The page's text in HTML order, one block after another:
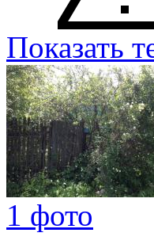
Показать
1 фото